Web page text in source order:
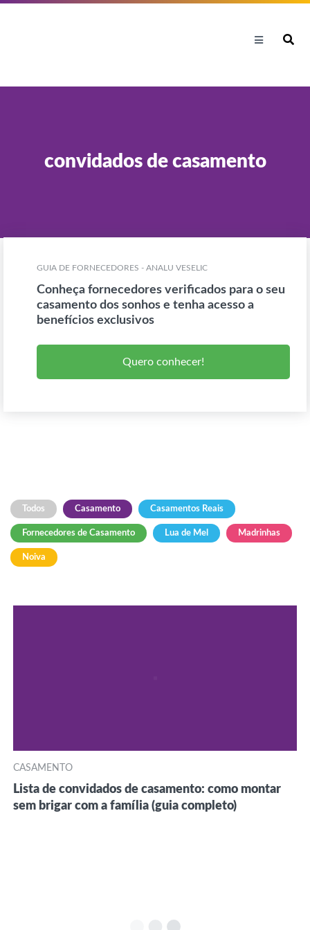
convidados de casamento
GUIA DE FORNECEDORES - ANALU VESELIC
Conheça fornecedores verificados para o seu
casamento dos sonhos e tenha acesso a
benefícios exclusivos
Quero conhecer!
Todos Casamento Casamentos Reais
Fornecedores de Casamento Lua de Mel Madrinhas
Noiva
CASAMENTO
Lista de convidados de casamento: como montar
sem brigar com a família (guia completo)